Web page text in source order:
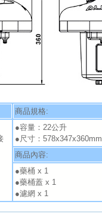
商品規格:
●容量：22公升
●尺寸：578x347x360mm
商品內容:
●藥桶 x 1
●藥桶蓋 x 1
●濾網 x 1